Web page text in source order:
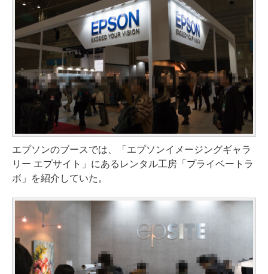
エプソンのブースでは、「エプソンイメージングギャラ
リー エプサイト」にあるレンタル工房「プライベートラ
ボ」を紹介していた。